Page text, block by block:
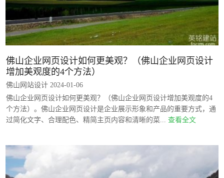
佛山企业网页设计如何更美观？（佛山企业网页设计
增加美观度的4个方法）
佛山网站设计 2024-01-06
佛山企业网页设计如何更美观？（佛山企业网页设计增加美观度的4
个方法）。佛山企业网页设计是企业展示形象和产品的重要方式，通
过简化文字、合理配色、精简主页内容和清晰的菜... 查看全文